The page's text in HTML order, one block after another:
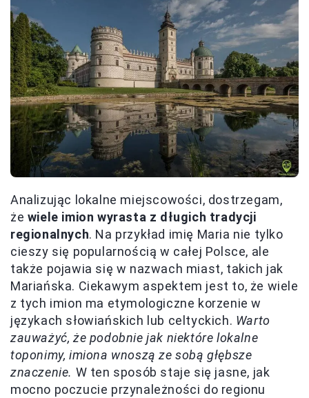
Analizując lokalne miejscowości, dostrzegam,
że wiele imion wyrasta z długich tradycji
regionalnych. Na przykład imię Maria nie tylko
cieszy się popularnością w całej Polsce, ale
także pojawia się w nazwach miast, takich jak
Mariańska. Ciekawym aspektem jest to, że wiele
z tych imion ma etymologiczne korzenie w
językach słowiańskich lub celtyckich. Warto
zauważyć, że podobnie jak niektóre lokalne
toponimy, imiona wnoszą ze sobą głębsze
znaczenie. W ten sposób staje się jasne, jak
mocno poczucie przynależności do regionu